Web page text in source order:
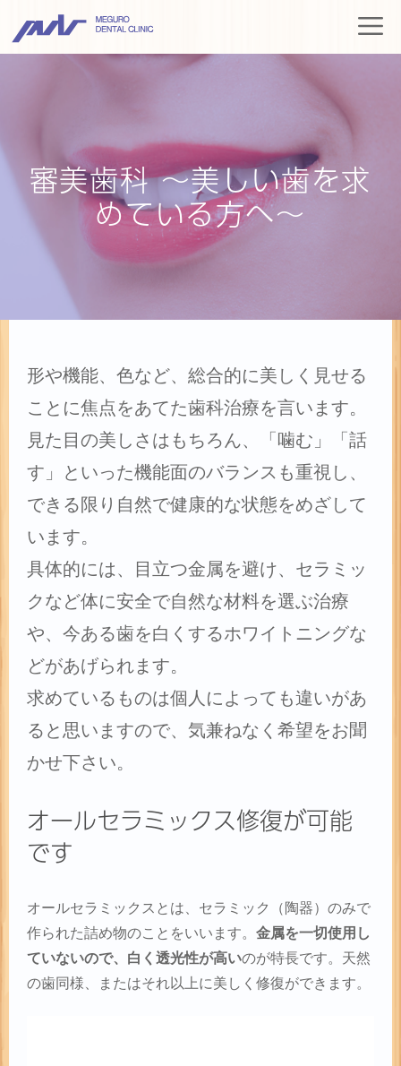
ン
ス
審美歯科 ～美しい歯を求
めている方へ～
形や機能、色など、総合的に美しく見せる
ことに焦点をあてた歯科治療を言います。
見た目の美しさはもちろん、「噛む」「話
す」といった機能面のバランスも重視し、
できる限り自然で健康的な状態をめざして
います。
具体的には、目立つ金属を避け、セラミッ
クなど体に安全で自然な材料を選ぶ治療
や、今ある歯を白くするホワイトニングな
どがあげられます。
求めているものは個人によっても違いがあ
ると思いますので、気兼ねなく希望をお聞
かせ下さい。
オールセラミックス修復が可能
です
オールセラミックスとは、セラミック（陶器）のみで
作られた詰め物のことをいいます。 金属を一切使用し
ていないので、白く透光性が高いのが特長です。天然
の歯同様、またはそれ以上に美しく修復ができます。